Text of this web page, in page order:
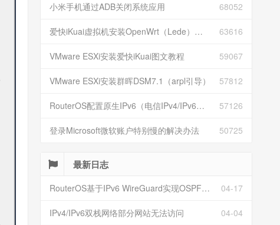
68052
小米手机通过ADB关闭系统应用
63616
爱快iKuai虚拟机安装OpenWrt（Lede）并配置
59067
VMware ESXi安装爱快iKuai图文教程
57812
VMware ESXi安装群晖DSM7.1（arpl引导）
57126
RouterOS配置原生IPv6（电信IPv4/IPv6双栈）
50725
登录Microsoft微软账户特别慢的解决办法
最新日志
04-17
RouterOS基于IPv6 WireGuard实现OSPF异地组网
04-04
IPv4/IPv6双栈网络部分网站无法访问